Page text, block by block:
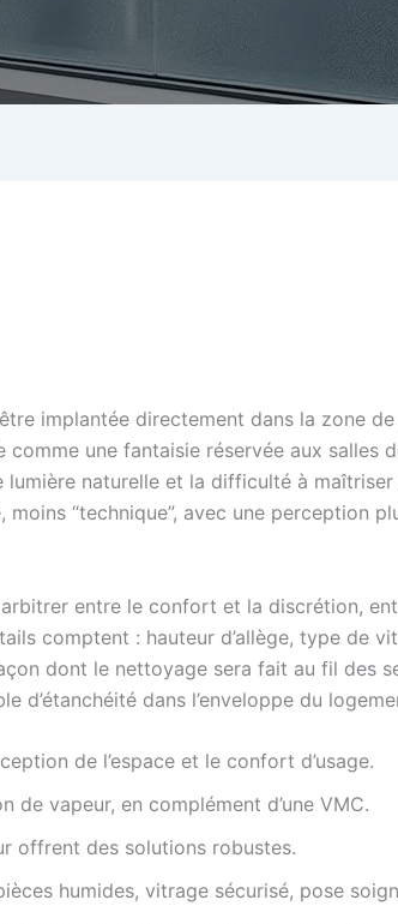
implantée directement dans la zone
une fantaisie réservée aux salles
naturelle et la difficulté à maîtriser
“technique”, avec une perception
entre le confort et la discrétion,
comptent : hauteur d’allège, type de
dont le nettoyage sera fait au fil des
d’étanchéité dans l’enveloppe du
de l’espace et le confort d’usage.
de vapeur, en complément d’une VMC.
offrent des solutions robustes.
humides, vitrage sécurisé, pose